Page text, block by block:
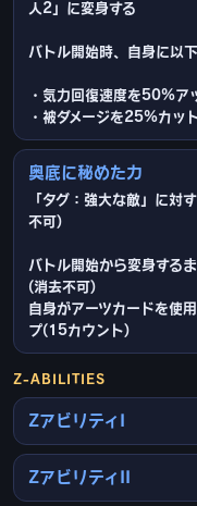
人2」に変身する
バトル開始時、自身に以
・気力回復速度を50%ア
・被ダメージを25%カッ
奥底に秘めた力
「タグ：強大な敵」に対
不可)
バトル開始から変身する
(消去不可)
自身がアーツカードを使
プ(15カウント)
Z-ABILITIES
ZアビリティI
ZアビリティII